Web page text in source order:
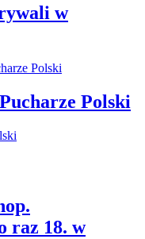
w
Polski
raz 18. w